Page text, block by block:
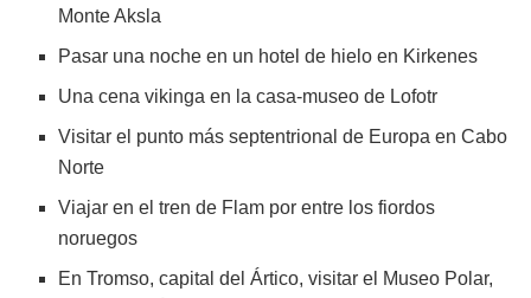
Monte Aksla
Pasar una noche en un hotel de hielo en Kirkenes
Una cena vikinga en la casa-museo de Lofotr
Visitar el punto más septentrional de Europa en Cabo
Norte
Viajar en el tren de Flam por entre los fiordos
noruegos
En Tromso, capital del Ártico, visitar el Museo Polar,